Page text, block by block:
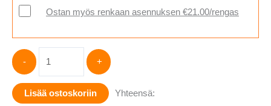
Ostan myös renkaan asennuksen €21.00/rengas
-
PRIME3
K125
+
Lisää ostoskoriin Yhteensä: